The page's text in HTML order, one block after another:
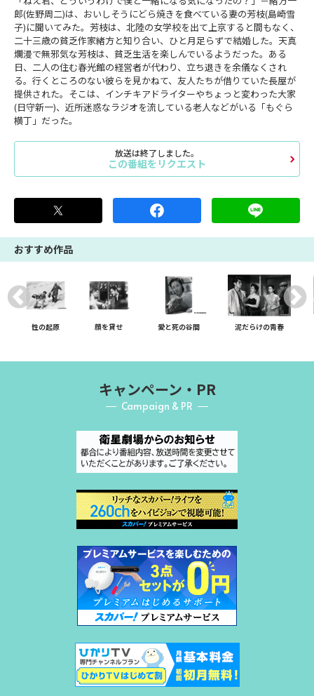
郎(佐野周二)は、おいしそうにどら焼きを食べている妻の芳枝(島崎雪
子)に聞いてみた。芳枝は、北陸の女学校を出て上京すると間もなく、
二十三歳の貧乏作家緒方と知り合い、ひと月足らずで結婚した。天真
爛漫で無邪気な芳枝は、貧乏生活を楽しんでいるようだった。ある
日、二人の住む春光館の経営者が代わり、立ち退きを余儀なくされ
る。行くところのない彼らを見かねて、友人たちが借りていた長屋が
提供された。そこは、インチキアドライターやちょっと変わった大家
(日守新一)、近所迷惑なラジオを流している老人などがいる「もぐら
横丁」だった。
放送は終了しました。
この番組をリクエスト
おすすめ作品
性の起原 顔を貸せ 愛と死の谷間 泥だらけの靑春
キャンペーン・PR
Campaign & PR